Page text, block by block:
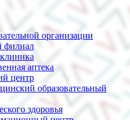
организации
филиал
аптека
центр
образовательный
здоровья